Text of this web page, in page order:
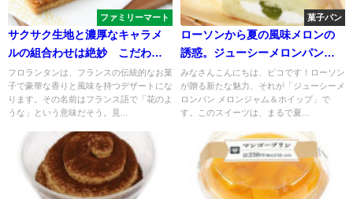
ファミリーマート
サクサク生地と濃厚なキャラメ
ルの組合わせは絶妙 こだわり
のフロランタン
フロランタンは、フランスの伝統的なお菓
子で豪華な香りと風味を持つデザートにな
ります。その名前はフランス語で「花のよ
うな」という意味だそう。見...
菓子パン
ローソンから夏の風味メロンの
誘惑。ジューシーメロンパンで
涼やかな一刻を。メロンジャム
＆ホイップ
みなさんこんにちは、ピコです！ローソン
が贈る新たな魅力、それが「ジューシーメ
ロンパン メロンジャム＆ホイップ」で
す。このスイーツは、まるで夏...